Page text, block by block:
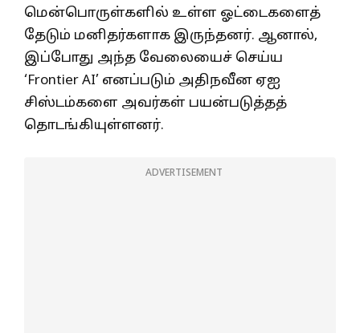
மென்பொருள்களில் உள்ள ஓட்டைகளைத்
தேடும் மனிதர்களாக இருந்தனர். ஆனால்,
இப்போது அந்த வேலையைச் செய்ய
‘Frontier AI’ எனப்படும் அதிநவீன ஏஐ
சிஸ்டம்களை அவர்கள் பயன்படுத்தத்
தொடங்கியுள்ளனர்.
ADVERTISEMENT